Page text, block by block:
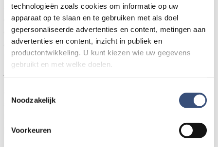
technologieën zoals cookies om informatie op uw
apparaat op te slaan en te gebruiken met als doel
gepersonaliseerde advertenties en content, metingen aan
advertenties en content, inzicht in publiek en
productontwikkeling. U kunt kiezen wie uw gegevens
gebruikt en met welke doelen.
Informatie verzamelen over uw geografische locatie,
Uw apparaat identificeren door het actief te scannen
op specifieke eigenschappen (fingerprinting)
Noodzakelijk
Voorkeuren
sieraden, woonaccessoires, likeuren en
champagnes, 2e hands spullen, verkoop van eigen
gemaakte producten en natuurlijk heerlijk eten en
drinken, zoals gebakken vis, aardbeien, kaas,
hamburgers en saté.
Voor de kinderen zijn er ook talloze leuke
springkussen en ponyrijden in de middag.
plaats om 11:00 uur, 13:00 uur en 15:00 uur.